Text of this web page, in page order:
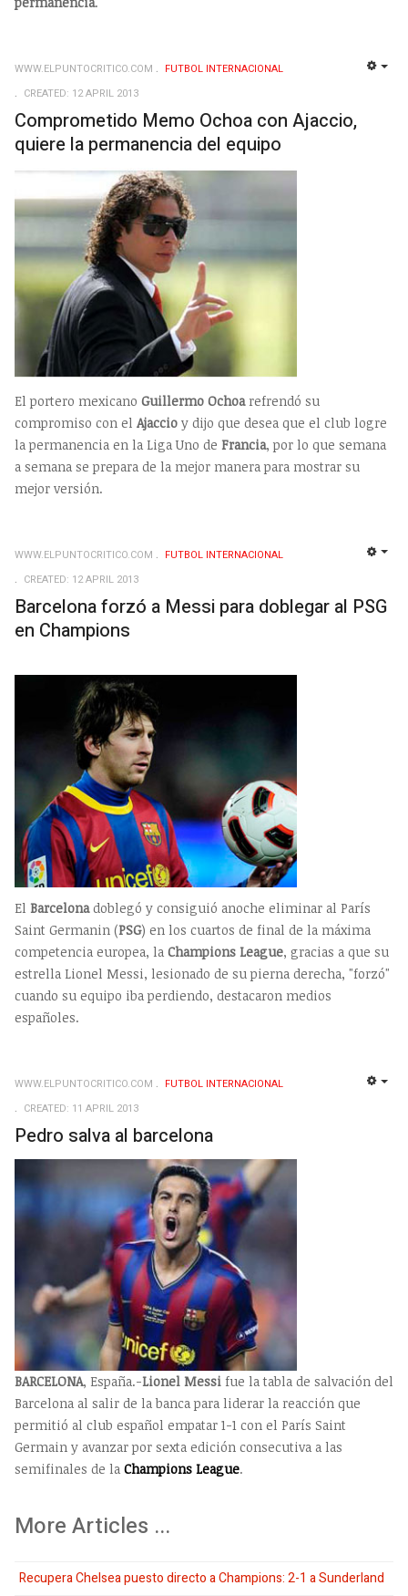
WWW.ELPUNTOCRITICO.COM
FUTBOL INTERNACIONAL
CREATED: 12 APRIL 2013
Comprometido Memo Ochoa con Ajaccio,
quiere la permanencia del equipo
El portero mexicano Guillermo Ochoarefrendó su
compromiso con el Ajaccio y dijo que desea que el club logre
la permanencia en la Liga Uno de Francia, por lo que semana
a semana se prepara de la mejor manera para mostrar su
mejor versión.
WWW.ELPUNTOCRITICO.COM
FUTBOL INTERNACIONAL
CREATED: 12 APRIL 2013
Barcelona forzó a Messi para doblegar al PSG
en Champions
El Barcelonadoblegó y consiguió anoche eliminar al París
Saint Germanin (PSG) en los cuartos de final de la máxima
competencia europea, la Champions League, gracias a que su
estrella Lionel Messi, lesionado de su pierna derecha, "forzó"
cuando su equipo iba perdiendo, destacaron medios
españoles.
WWW.ELPUNTOCRITICO.COM
FUTBOL INTERNACIONAL
CREATED: 11 APRIL 2013
Pedro salva al barcelona
BARCELONA, España.-Lionel Messi fue la tabla de salvación del
Barcelona al salir de la banca para liderar la reacción que
permitió al club español empatar 1-1 con el París Saint
Germain y avanzar por sexta edición consecutiva a las
semifinales de la Champions League.
More Articles ...
Recupera Chelsea puesto directo a Champions: 2-1 a Sunderland